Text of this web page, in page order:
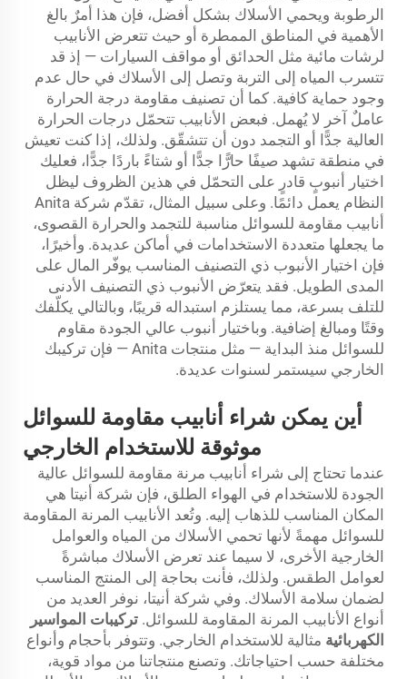
الرطوبة ويحمي الأسلاك بشكل أفضل، فإن هذا أمرٌ بالغ
الأهمية في المناطق الممطرة أو حيث تتعرض الأنابيب
لرشات مائية مثل الحدائق أو مواقف السيارات — إذ قد
تتسرب المياه إلى التربة وتصل إلى الأسلاك في حال عدم
وجود حماية كافية. كما أن تصنيف مقاومة درجة الحرارة
عاملٌ آخر لا يُهمل. فبعض الأنابيب تتحمّل درجات الحرارة
العالية جدًّا أو التجمد دون أن تتشقّق. ولذلك، إذا كنت تعيش
في منطقة تشهد صيفًا حارًّا جدًّا أو شتاءً باردًا جدًّا، فعليك
اختيار أنبوبٍ قادرٍ على التحمّل في هذين الظروف ليظل
النظام يعمل دائمًا. وعلى سبيل المثال، تقدّم شركة Anita
أنابيب مقاومة للسوائل مناسبة للتجمد والحرارة القصوى،
ما يجعلها متعددة الاستخدامات في أماكن عديدة. وأخيرًا،
فإن اختيار الأنبوب ذي التصنيف المناسب يوفّر المال على
المدى الطويل. فقد يتعرّض الأنبوب ذي التصنيف الأدنى
للتلف بسرعة، مما يستلزم استبداله قريبًا، وبالتالي يكلّفك
وقتًا ومبالغ إضافية. وباختيار أنبوب عالي الجودة مقاوم
للسوائل منذ البداية — مثل منتجات Anita — فإن تركيبك
الخارجي سيستمر لسنوات عديدة.
أين يمكن شراء أنابيب مقاومة للسوائل
موثوقة للاستخدام الخارجي
عندما تحتاج إلى شراء أنابيب مرنة مقاومة للسوائل عالية
الجودة للاستخدام في الهواء الطلق، فإن شركة أنيتا هي
المكان المناسب للذهاب إليه. وتُعد الأنابيب المرنة المقاومة
للسوائل مهمةً لأنها تحمي الأسلاك من المياه والعوامل
الخارجية الأخرى، لا سيما عند تعرض الأسلاك مباشرةً
لعوامل الطقس. ولذلك، فأنت بحاجة إلى المنتج المناسب
لضمان سلامة الأسلاك. وفي شركة أنيتا، نوفر العديد من
أنواع الأنابيب المرنة المقاومة للسوائل. تركيبات المواسير
الكهربائية مثالية للاستخدام الخارجي. وتتوفر بأحجام وأنواع
مختلفة حسب احتياجاتك. وتصنع منتجاتنا من مواد قوية،